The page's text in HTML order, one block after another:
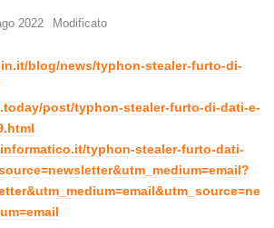
2022 Modificato
blog/news/typhon-stealer-furto-di-
post/typhon-stealer-furto-di-dati-e-
typhon-stealer-furto-dati-